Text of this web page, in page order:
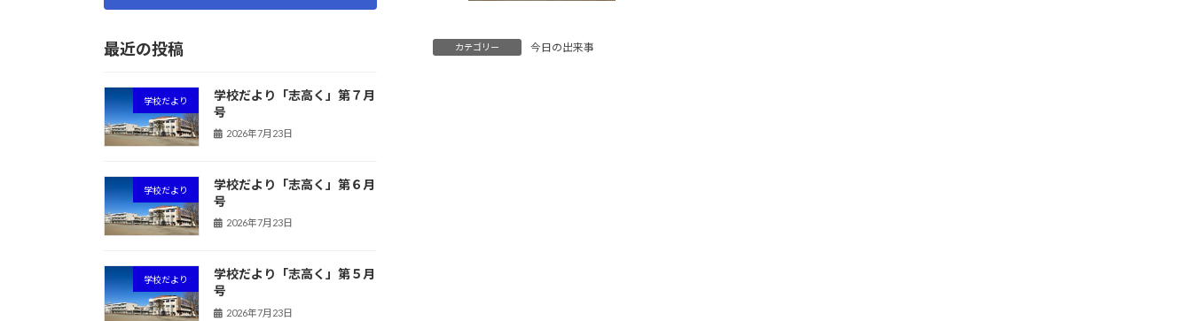
カテゴリー 今日の出来事
最近の投稿
学校だより
学校だより「志高く」第７月
号
2026年7月23日
学校だより
学校だより「志高く」第６月
号
2026年7月23日
学校だより
学校だより「志高く」第５月
号
2026年7月23日